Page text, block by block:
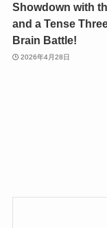
Showdown with
and a Tense
Brain Battle!
2026年4月28日